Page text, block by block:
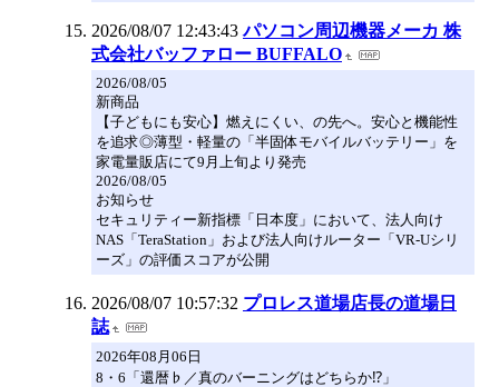
2026/08/07 12:43:43 パソコン周辺機器メーカ 株
式会社バッファロー BUFFALO
2026/08/05
新商品
【子どもにも安心】燃えにくい、の先へ。安心と機能性
を追求◎薄型・軽量の「半固体モバイルバッテリー」を
家電量販店にて9月上旬より発売
2026/08/05
お知らせ
セキュリティー新指標「日本度」において、法人向け
NAS「TeraStation」および法人向けルーター「VR-Uシリ
ーズ」の評価スコアが公開
2026/08/07 10:57:32 プロレス道場店長の道場日
誌
2026年08月06日
8・6「還暦♭／真のバーニングはどちらか⁉️」